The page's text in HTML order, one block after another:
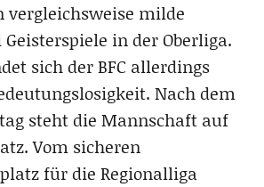
vergleichsweise milde
in der Oberliga.
sich der BFC allerdings
Nach dem
steht die Mannschaft auf
Vom sicheren
für die Regionalliga